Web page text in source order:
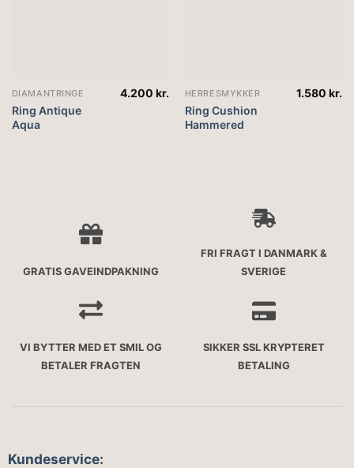
DIAMANTRINGE
Ring Antique
Aqua
4.200kr. HERRESMYKKER
Ring Cushion
Hammered
1.580kr.
GRATIS GAVEINDPAKNING
FRI FRAGT I DANMARK &
SVERIGE
VI BYTTER MED ET SMIL OG
BETALER FRAGTEN
SIKKER SSL KRYPTERET
BETALING
Kundeservice: